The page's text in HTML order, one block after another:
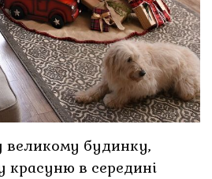
будинку,
красуню в середині